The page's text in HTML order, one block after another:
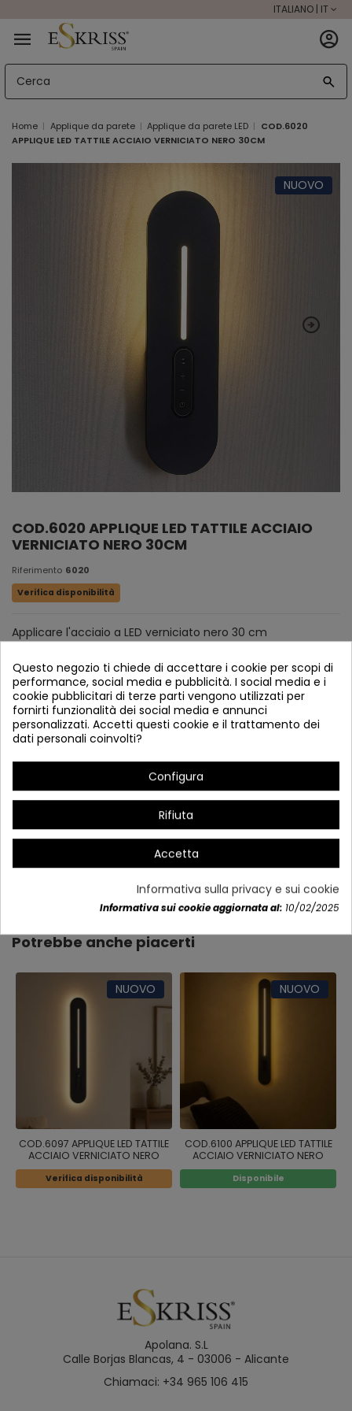
ITALIANO | IT
Home Applique da parete Applique da parete LED
COD.6020
APPLIQUE LED TATTILE ACCIAIO VERNICIATO NERO 30CM
NUOVO
COD.6020 APPLIQUE LED TATTILE ACCIAIO
VERNICIATO NERO 30CM
Riferimento 6020
Verifica disponibilità
Applicare l'acciaio a LED verniciato nero 30 cm
Dettagli del prodotto
Potrebbe anche piacerti
NUOVO
COD.6097 APPLIQUE LED TATTILE
ACCIAIO VERNICIATO NERO
60CM
Verifica disponibilità
NUOVO
COD.6100 APPLIQUE LED TATTILE
ACCIAIO VERNICIATO NERO
80CM
Disponibile
Apolana. S.L
Calle Borjas Blancas, 4 - 03006 - Alicante
Chiamaci: +34 965 106 415
Questo negozio ti chiede di accettare i cookie per scopi di
performance, social media e pubblicità. I social media e i
cookie pubblicitari di terze parti vengono utilizzati per
fornirti funzionalità dei social media e annunci
personalizzati. Accetti questi cookie e il trattamento dei
dati personali coinvolti?
Configura
Rifiuta
Accetta
Informativa sulla privacy e sui cookie
Informativa sui cookie aggiornata al: 10/02/2025